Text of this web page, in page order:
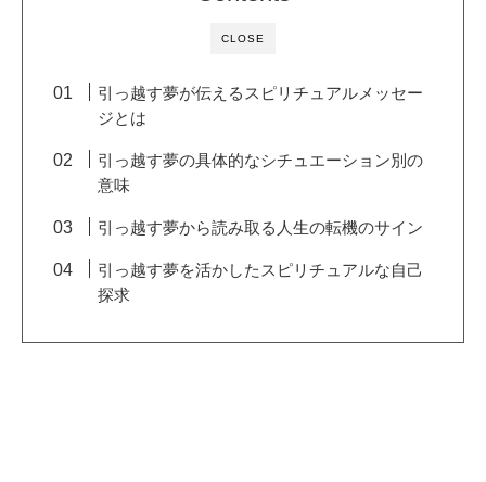
CLOSE
引っ越す夢が伝えるスピリチュアルメッセー
ジとは
引っ越す夢の具体的なシチュエーション別の
意味
引っ越す夢から読み取る人生の転機のサイン
引っ越す夢を活かしたスピリチュアルな自己
探求